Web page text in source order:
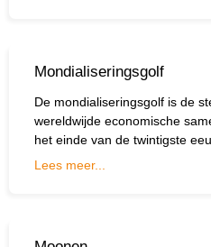
Mondialiseringsgolf
De mondialiseringsgolf is de
wereldwijde economische
het einde van de twintigste
Lees meer...